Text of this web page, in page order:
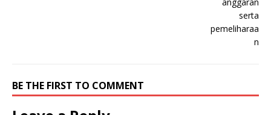
BE THE FIRST TO COMMENT